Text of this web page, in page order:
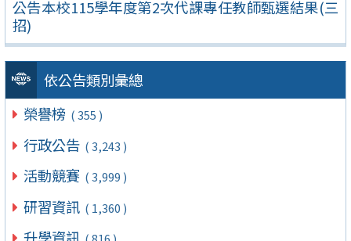
公告本校115學年度第2次代課專任教師甄選結果(三
招)
依公告類別彙總
榮譽榜 ( 355 )
行政公告 ( 3,243 )
活動競賽 ( 3,999 )
研習資訊 ( 1,360 )